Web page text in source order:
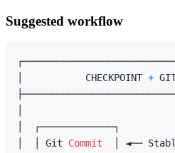
Suggested workflow
│           CHECKPOINT +
│  ┌─────────────┐
│  │ Git Commit
│ ◄──